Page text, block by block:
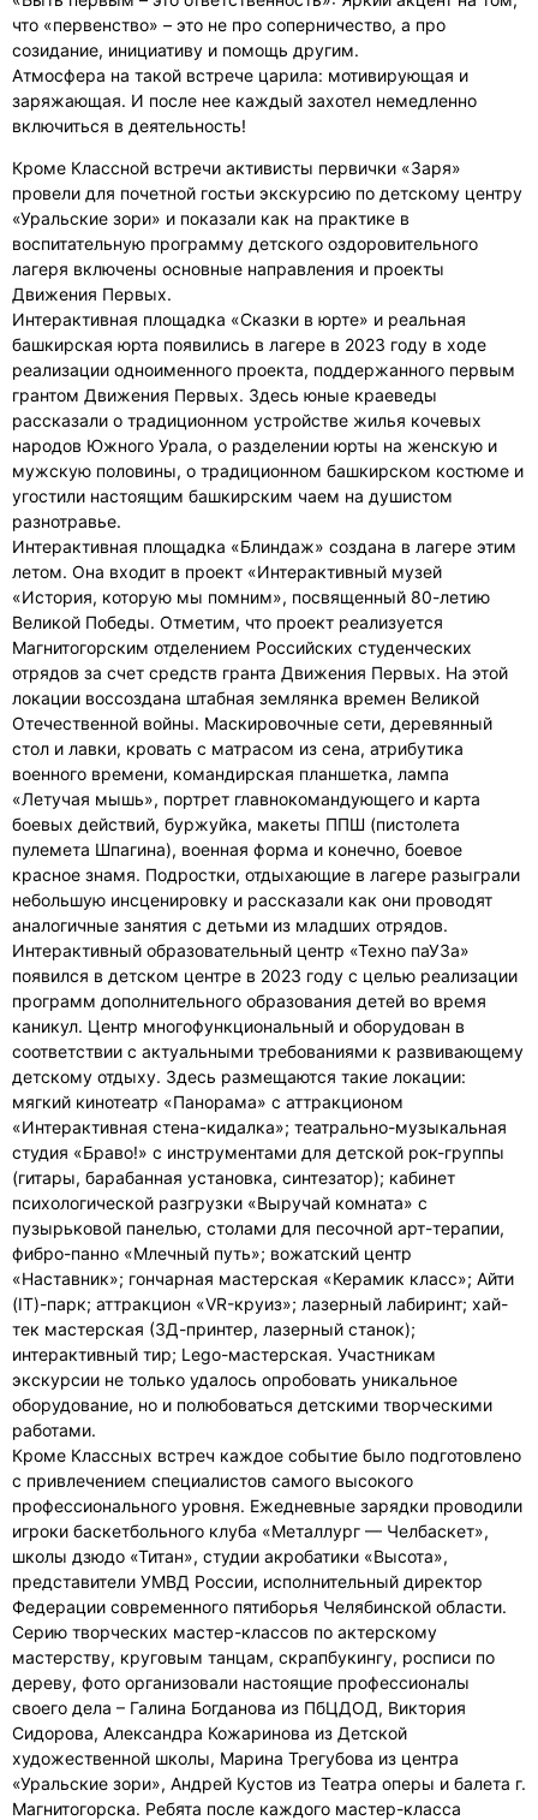
что «первенство» – это не про соперничество, а про
созидание, инициативу и помощь другим.
Атмосфера на такой встрече царила: мотивирующая и
заряжающая. И после нее каждый захотел немедленно
включиться в деятельность!
Кроме Классной встречи активисты первички «Заря»
провели для почетной гостьи экскурсию по детскому центру
«Уральские зори» и показали как на практике в
воспитательную программу детского оздоровительного
лагеря включены основные направления и проекты
Движения Первых.
Интерактивная площадка «Сказки в юрте» и реальная
башкирская юрта появились в лагере в 2023 году в ходе
реализации одноименного проекта, поддержанного первым
грантом Движения Первых. Здесь юные краеведы
рассказали о традиционном устройстве жилья кочевых
народов Южного Урала, о разделении юрты на женскую и
мужскую половины, о традиционном башкирском костюме и
угостили настоящим башкирским чаем на душистом
разнотравье.
Интерактивная площадка «Блиндаж» создана в лагере этим
летом. Она входит в проект «Интерактивный музей
«История, которую мы помним», посвященный 80-летию
Великой Победы. Отметим, что проект реализуется
Магнитогорским отделением Российских студенческих
отрядов за счет средств гранта Движения Первых. На этой
локации воссоздана штабная землянка времен Великой
Отечественной войны. Маскировочные сети, деревянный
стол и лавки, кровать с матрасом из сена, атрибутика
военного времени, командирская планшетка, лампа
«Летучая мышь», портрет главнокомандующего и карта
боевых действий, буржуйка, макеты ППШ (пистолета
пулемета Шпагина), военная форма и конечно, боевое
красное знамя. Подростки, отдыхающие в лагере разыграли
небольшую инсценировку и рассказали как они проводят
аналогичные занятия с детьми из младших отрядов.
Интерактивный образовательный центр «Техно паУЗа»
появился в детском центре в 2023 году с целью реализации
программ дополнительного образования детей во время
каникул. Центр многофункциональный и оборудован в
соответствии с актуальными требованиями к развивающему
детскому отдыху. Здесь размещаются такие локации:
мягкий кинотеатр «Панорама» с аттракционом
«Интерактивная стена-кидалка»; театрально-музыкальная
студия «Браво!» с инструментами для детской рок-группы
(гитары, барабанная установка, синтезатор); кабинет
психологической разгрузки «Выручай комната» с
пузырьковой панелью, столами для песочной арт-терапии,
фибро-панно «Млечный путь»; вожатский центр
«Наставник»; гончарная мастерская «Керамик класс»; Айти
(IT)-парк; аттракцион «VR-круиз»; лазерный лабиринт; хай-
тек мастерская (3Д-принтер, лазерный станок);
интерактивный тир; Lego-мастерская. Участникам
экскурсии не только удалось опробовать уникальное
оборудование, но и полюбоваться детскими творческими
работами.
Кроме Классных встреч каждое событие было подготовлено
с привлечением специалистов самого высокого
профессионального уровня. Ежедневные зарядки проводили
игроки баскетбольного клуба «Металлург — Челбаскет»,
школы дзюдо «Титан», студии акробатики «Высота»,
представители УМВД России, исполнительный директор
Федерации современного пятиборья Челябинской области.
Серию творческих мастер-классов по актерскому
мастерству, круговым танцам, скрапбукингу, росписи по
дереву, фото организовали настоящие профессионалы
своего дела – Галина Богданова из ПбЦДОД, Виктория
Сидорова, Александра Кожаринова из Детской
художественной школы, Марина Трегубова из центра
«Уральские зори», Андрей Кустов из Театра оперы и балета г.
Магнитогорска. Ребята после каждого мастер-класса